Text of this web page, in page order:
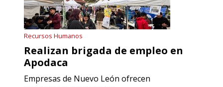
Aplicar al Requerimiento
Empresa en Querétaro
Requiere:
REFACCIONES PARA
Recursos Humanos
Realizan brigada de empleo en
Apodaca
Empresas de Nuevo León ofrecen